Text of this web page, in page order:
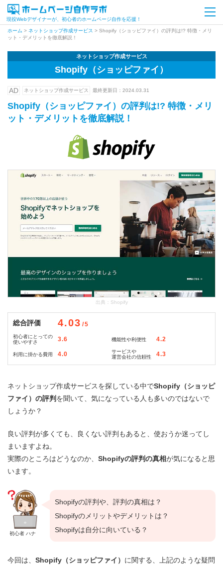
現役Webデザイナーが、初心者のホームページ自作を応援！
ホーム > ネットショップ作成サービス > Shopify（ショッピファイ）の評判は!? 特徴・メリ
ット・デメリットを徹底解説！
ネットショップ作成サービス
Shopify（ショッピファイ）
AD ネットショップ作成サービス 最終更新日： 2024.03.31
Shopify（ショッピファイ）の評判は!? 特徴・メリ
ット・デメリットを徹底解説！
出典： Shopify
総合評価 4.03 /5
初心者にとっての
使いやすさ
3.6 機能性や利便性 4.2
利用に掛かる費用 4.0
サービスや
運営会社の信頼性
4.3
ネットショップ作成サービスを探している中でShopify（ショッピ
ファイ）の評判 を聞いて、気になっている人も多いのではないで
しょうか？
良い評判が多くても、良くない評判もあると、使おうか迷ってし
まいますよね。
実際のところはどうなのか、 Shopifyの評判の真相が気になると思
います。
初心者 ハナ
Shopifyの評判や、評判の真相は？
Shopifyのメリットやデメリットは？
Shopifyは自分に向いている？
今回は、 Shopify（ショッピファイ） に関する、上記のような疑問